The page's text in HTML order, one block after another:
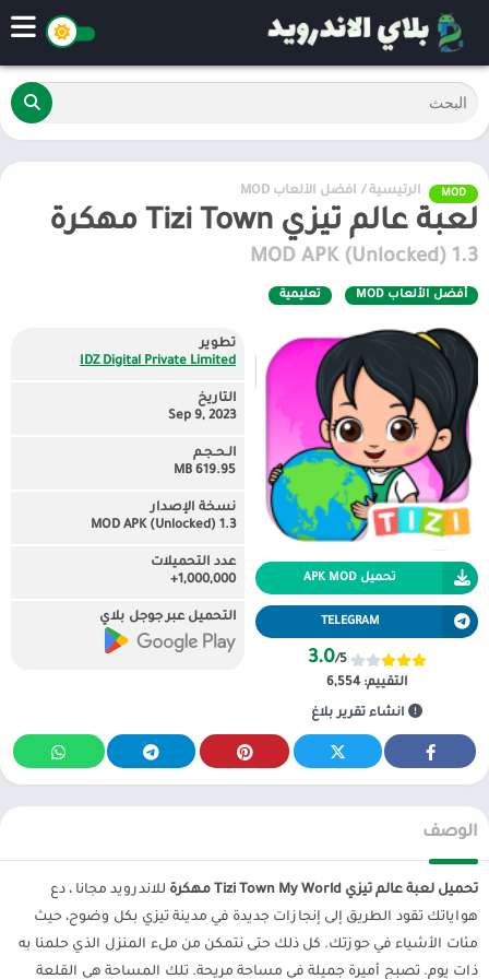
MOD الرئيسية / أفضل الألعاب MOD
لعبة عالم تيزي Tizi Town مهكرة
1.3 MOD APK (Unlocked)
أفضل الألعاب MOD تعليمية
تحميل APK MOD
TELEGRAM
3.0/5
التقييم:6,554
انشاء تقرير بلاغ
تطوير
IDZ Digital Private Limited
التاريخ
Sep 9, 2023
الـحـجـم
619.95 MB
نسخة الإصدار
1.3 MOD APK (Unlocked)
عدد التحميلات
1,000,000+
التحميل عبر جوجل بلاي
الوصف
تحميل لعبة عالم تيزي Tizi Town My World مهكرة
للاندرويد مجانا ، دع
هواياتك تقود الطريق إلى إنجازات جديدة في مدينة تيزي بكل وضوح، حيث
مئات الأشياء في حوزتك. كل ذلك حتى نتمكن من ملء المنزل الذي حلمنا به
ذات يوم. تصبح أميرة جميلة في مساحة مريحة. تلك المساحة هي القلعة